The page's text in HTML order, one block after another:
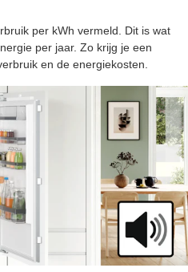
per kWh vermeld. Dit is wat
per jaar. Zo krijg je een
en de energiekosten.